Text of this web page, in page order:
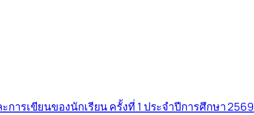
ารเขียนของนักเรียน ครั้งที่ 1 ประจำปีการศึกษา 2569